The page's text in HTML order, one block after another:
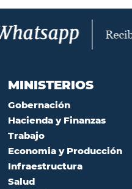
MINISTERIOS
Gobernación
Hacienda y Finanzas
Trabajo
Economia y Producción
Infraestructura
Salud